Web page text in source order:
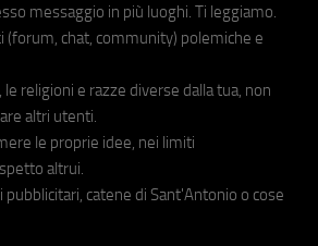
messaggio in più luoghi. Ti leggiamo.
(forum, chat, community) polemiche e
religioni e razze diverse dalla tua, non
altri utenti.
le proprie idee, nei limiti
altrui.
pubblicitari, catene di Sant'Antonio o cose